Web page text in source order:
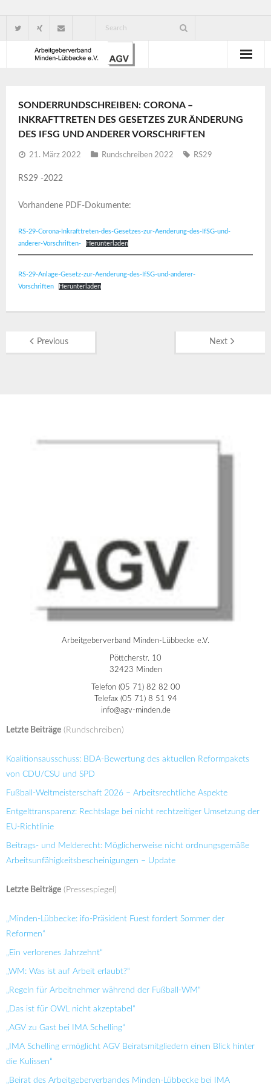
Verbandsorganisation
Ansprechpartner
SONDERRUNDSCHREIBEN: CORONA –
INKRAFTTRETEN DES GESETZES ZUR ÄNDERUNG
DES IFSG UND ANDERER VORSCHRIFTEN
21. März 2022 Rundschreiben 2022 RS29
RS29 -2022
Vorhandene PDF-Dokumente:
RS-29-Corona-Inkrafttreten-des-Gesetzes-zur-Aenderung-des-IfSG-und-
anderer-Vorschriften-
Herunterladen
RS-29-Anlage-Gesetz-zur-Aenderung-des-IfSG-und-anderer-
Vorschriften
Herunterladen
Previous Next
Arbeitgeberverband Minden-Lübbecke e.V.
Pöttcherstr. 10
32423 Minden
Telefon (05 71) 82 82 00
Telefax (05 71) 8 51 94
info@agv-minden.de
Letzte Beiträge (Rundschreiben)
Koalitionsausschuss: BDA-Bewertung des aktuellen Reformpakets
von CDU/CSU und SPD
Fußball-Weltmeisterschaft 2026 – Arbeitsrechtliche Aspekte
Entgelttransparenz: Rechtslage bei nicht rechtzeitiger Umsetzung der
EU-Richtlinie
Beitrags- und Melderecht: Möglicherweise nicht ordnungsgemäße
Arbeitsunfähigkeitsbescheinigungen – Update
Letzte Beiträge (Pressespiegel)
„Minden-Lübbecke: ifo-Präsident Fuest fordert Sommer der
Reformen“
„Ein verlorenes Jahrzehnt“
„WM: Was ist auf Arbeit erlaubt?“
„Regeln für Arbeitnehmer während der Fußball-WM“
„Das ist für OWL nicht akzeptabel“
„AGV zu Gast bei IMA Schelling“
„IMA Schelling ermöglicht AGV Beiratsmitgliedern einen Blick hinter
die Kulissen“
„Beirat des Arbeitgeberverbandes Minden-Lübbecke bei IMA